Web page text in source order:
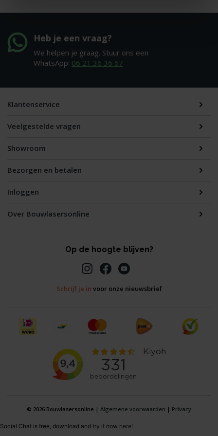
Heb je een vraag?
We helpen je graag. Stuur ons een
WhatsApp: 06 21 36 36 67
Klantenservice
Veelgestelde vragen
Showroom
Bezorgen en betalen
Inloggen
Over Bouwlasersonline
Op de hoogte blijven?
Schrijf je in voor onze nieuwsbrief
© 2026 Bouwlasersonline | Algemene voorwaarden | Privacy
Social Chat is free, download and try it now here!